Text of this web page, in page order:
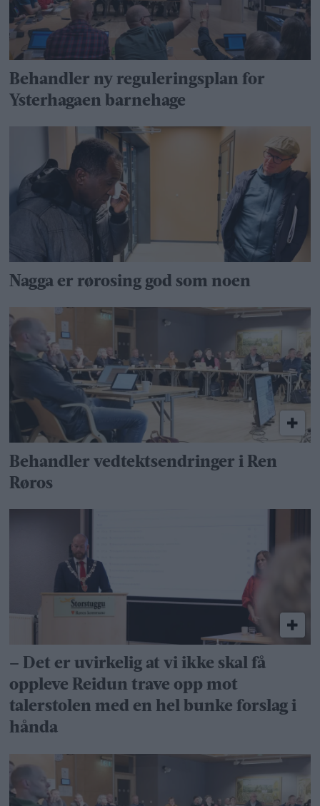
Behandler ny reguleringsplan for
Ysterhagaen barnehage
Nagga er rørosing god som noen
Behandler vedtekts­endringer i Ren
Røros
– Det er uvirkelig at vi ikke skal få
oppleve Reidun trave opp mot
talerstolen med en hel bunke forslag i
hånda